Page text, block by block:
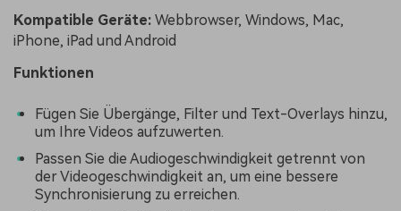
Kompatible Geräte: Webbrowser, Windows, Mac,
iPhone, iPad und Android
Funktionen
Fügen Sie Übergänge, Filter und Text-Overlays hinzu,
um Ihre Videos aufzuwerten.
Passen Sie die Audiogeschwindigkeit getrennt von
der Videogeschwindigkeit an, um eine bessere
Synchronisierung zu erreichen.